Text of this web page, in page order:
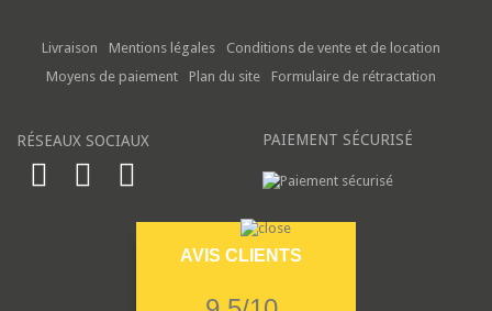
Livraison Mentions légales
Conditions de vente et de location
Moyens de paiement
Plan du site Formulaire de rétractation
RÉSEAUX SOCIAUX PAIEMENT SÉCURISÉ
AVIS CLIENTS